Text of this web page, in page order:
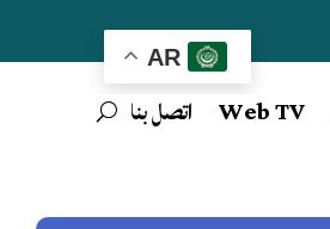
AR
Web TV اتصل بنا